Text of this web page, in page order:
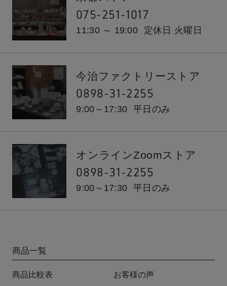
075-251-1017
11:30 ～ 19:00 定休日 火曜日
今治ファクトリーストア
0898-31-2255
9:00～17:30 平日のみ
オンラインZoomストア
0898-31-2255
9:00～17:30 平日のみ
商品一覧
商品比較表 お客様の声